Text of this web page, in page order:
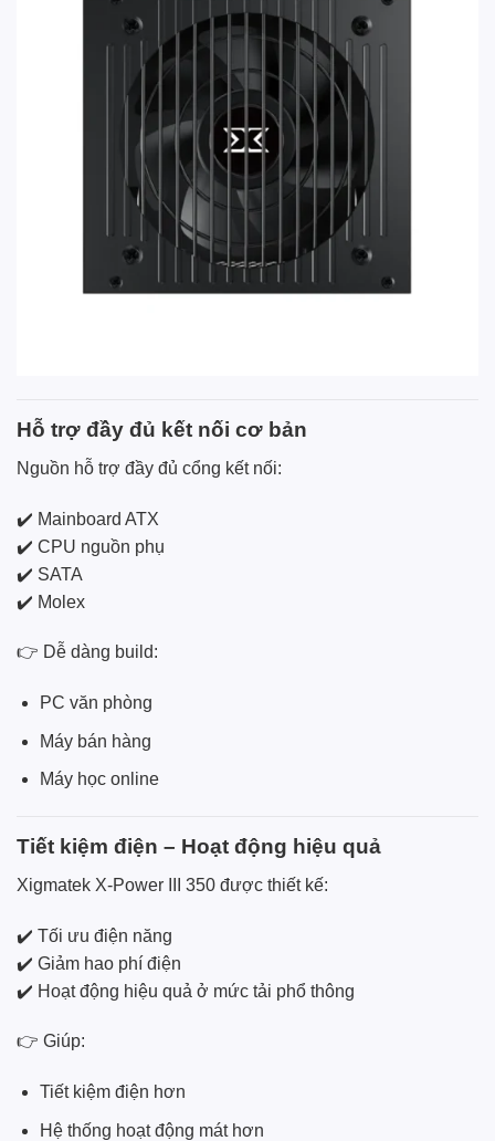
Hỗ trợ đầy đủ kết nối cơ bản
Nguồn hỗ trợ đầy đủ cổng kết nối:
✔️ Mainboard ATX
✔️ CPU nguồn phụ
✔️ SATA
✔️ Molex
👉 Dễ dàng build:
PC văn phòng
Máy bán hàng
Máy học online
Tiết kiệm điện – Hoạt động hiệu quả
Xigmatek X-Power III 350 được thiết kế:
✔️ Tối ưu điện năng
✔️ Giảm hao phí điện
✔️ Hoạt động hiệu quả ở mức tải phổ thông
👉 Giúp:
Tiết kiệm điện hơn
Hệ thống hoạt động mát hơn